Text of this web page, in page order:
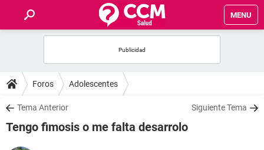
MENU
FOROS
SALUD
FAMILIA
Foros Adolescentes
Tema Anterior Siguiente Tema
Tengo fimosis o me falta desarrolo